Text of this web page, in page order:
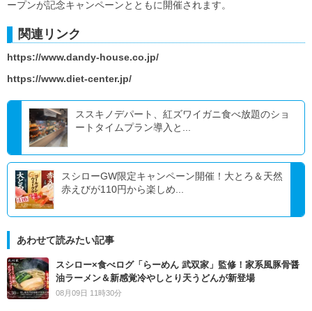
ープンが記念キャンペーンとともに開催されます。
関連リンク
https://www.dandy-house.co.jp/
https://www.diet-center.jp/
ススキノデパート、紅ズワイガニ食べ放題のショ
ートタイムプラン導入と...
スシローGW限定キャンペーン開催！大とろ＆天然
赤えびが110円から楽しめ...
あわせて読みたい記事
スシロー×食べログ「らーめん 武双家」監修！家系風豚骨醤
油ラーメン＆新感覚冷やしとり天うどんが新登場
08月09日 11時30分